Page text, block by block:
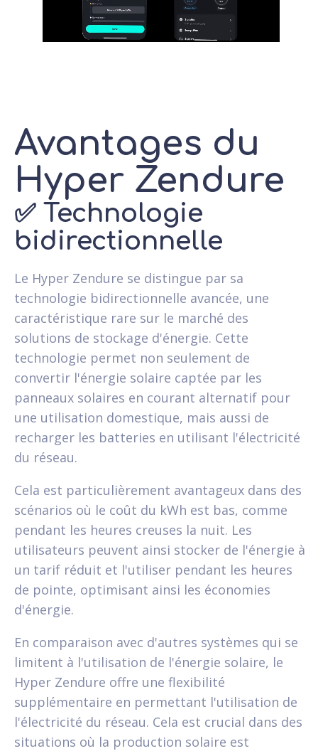
Avantages du
Hyper Zendure
✅ Technologie
bidirectionnelle
Le Hyper Zendure se distingue par sa
technologie bidirectionnelle avancée, une
caractéristique rare sur le marché des
solutions de stockage d'énergie. Cette
technologie permet non seulement de
convertir l'énergie solaire captée par les
panneaux solaires en courant alternatif pour
une utilisation domestique, mais aussi de
recharger les batteries en utilisant l'électricité
du réseau.
Cela est particulièrement avantageux dans des
scénarios où le coût du kWh est bas, comme
pendant les heures creuses la nuit. Les
utilisateurs peuvent ainsi stocker de l'énergie à
un tarif réduit et l'utiliser pendant les heures
de pointe, optimisant ainsi les économies
d'énergie.
En comparaison avec d'autres systèmes qui se
limitent à l'utilisation de l'énergie solaire, le
Hyper Zendure offre une flexibilité
supplémentaire en permettant l'utilisation de
l'électricité du réseau. Cela est crucial dans des
situations où la production solaire est